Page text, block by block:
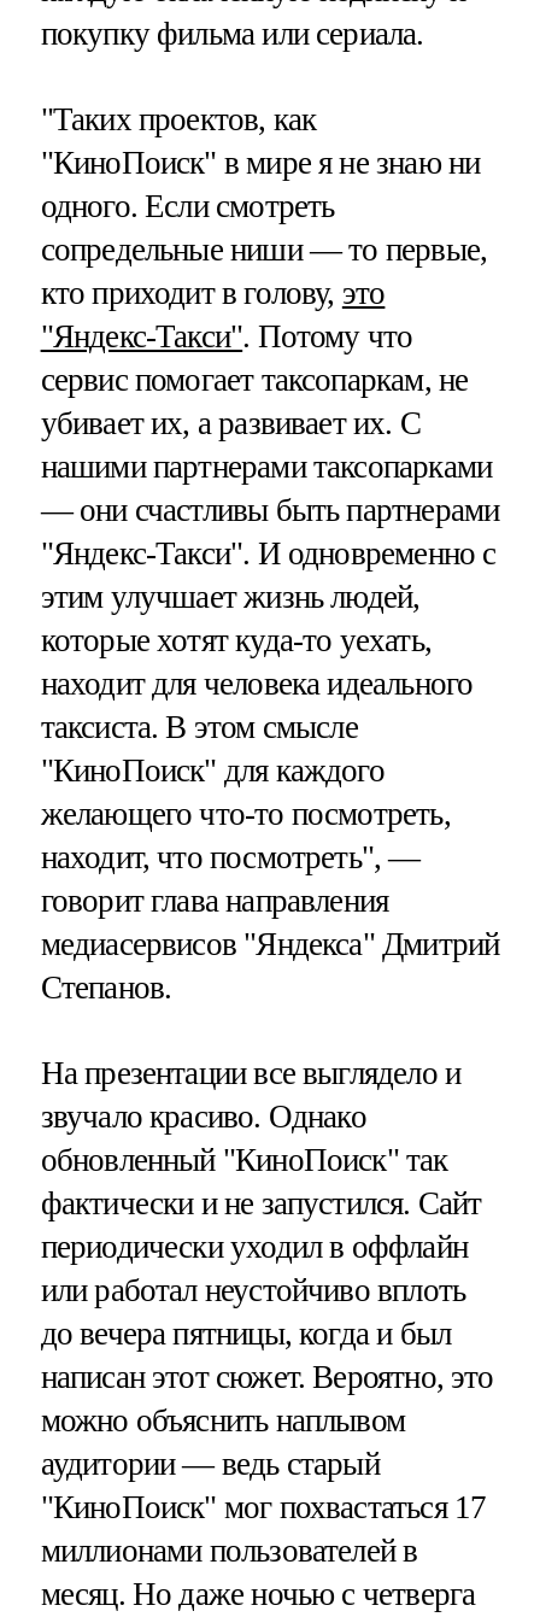
покупку фильма или сериала.
"Таких проектов, как
"КиноПоиск" в мире я не знаю ни
одного. Если смотреть
сопредельные ниши — то первые,
кто приходит в голову, это
"Яндекс-Такси". Потому что
сервис помогает таксопаркам, не
убивает их, а развивает их. С
нашими партнерами таксопарками
— они счастливы быть партнерами
"Яндекс-Такси". И одновременно с
этим улучшает жизнь людей,
которые хотят куда-то уехать,
находит для человека идеального
таксиста. В этом смысле
"КиноПоиск" для каждого
желающего что-то посмотреть,
находит, что посмотреть", —
говорит глава направления
медиасервисов "Яндекса" Дмитрий
Степанов.
На презентации все выглядело и
звучало красиво. Однако
обновленный "КиноПоиск" так
фактически и не запустился. Сайт
периодически уходил в оффлайн
или работал неустойчиво вплоть
до вечера пятницы, когда и был
написан этот сюжет. Вероятно, это
можно объяснить наплывом
аудитории — ведь старый
"КиноПоиск" мог похвастаться 17
миллионами пользователей в
месяц. Но даже ночью с четверга